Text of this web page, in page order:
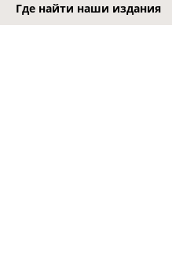
Где найти наши издания